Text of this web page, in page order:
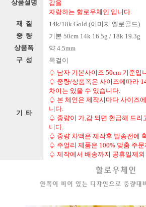
상품설명
감을
자랑하는 할로우체인 입니다.
재 질 14k/18k Gold (이미지 옐로골드)
중 량 기본 50cm 14k 16.5g / 18k 19.3g
상품폭 약 4.5mm
구 성 목걸이
기 타
♤ 남자 기본사이즈 50cm 기준입
♤ 중량/상품폭은 사이즈에따라
차이는 있을 수 있습니다.
♤ 본 체인은 제작시마다 사이즈
니다.
♤ 중량이 가,감 되면 환급해 드리
니다.
♤ 중량 차액은 제작후 발송전에
♤ 주얼리 제품은 100% 맞춤 주문
♤ 제작에서 배송까지 공휴일제